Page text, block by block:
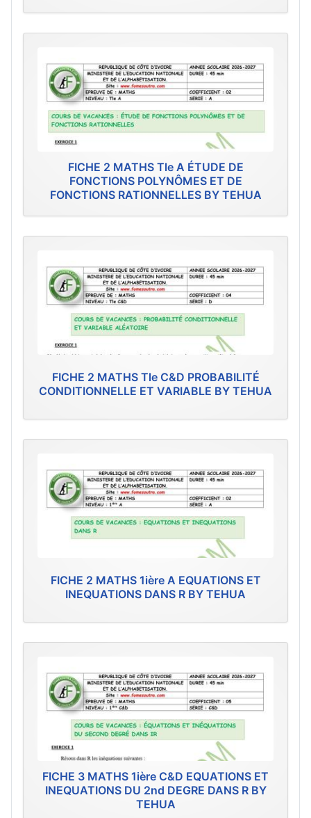
FICHE 2 MATHS Tle A ÉTUDE DE
FONCTIONS POLYNÔMES ET DE
FONCTIONS RATIONNELLES BY TEHUA
FICHE 2 MATHS Tle C&D PROBABILITÉ
CONDITIONNELLE ET VARIABLE BY TEHUA
FICHE 2 MATHS 1ière A EQUATIONS ET
INEQUATIONS DANS R BY TEHUA
FICHE 3 MATHS 1ière C&D EQUATIONS ET
INEQUATIONS DU 2nd DEGRE DANS R BY
TEHUA